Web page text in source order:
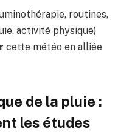
routines,
activité physique)
cette météo en alliée
de la pluie :
les études